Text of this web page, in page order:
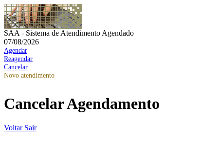
SAA - Sistema de Atendimento Agendado
07/08/2026
Agendar
Reagendar
Cancelar
Novo atendimento
Cancelar Agendamento
Voltar Sair